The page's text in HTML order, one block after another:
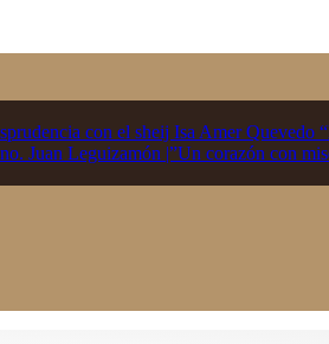
con el sheij Isa Amer Quevedo
Juan Leguizamón |”Un corazón con